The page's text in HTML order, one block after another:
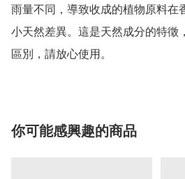
雨量不同，導致收成的植物原料在
小天然差異。這是天然成分的特徵
區別，請放心使用。
你可能感興趣的商品